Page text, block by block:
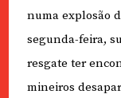
numa explosão
segunda-feira,
resgate ter
mineiros